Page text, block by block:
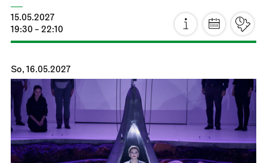
Staatsoper StuttgartOpernhaus
Zum letzten Mal in dieser Spielzeit